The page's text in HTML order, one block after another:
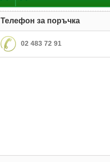
Телефон за поръчка
02 483 72 91